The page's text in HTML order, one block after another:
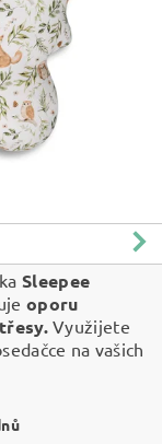
Sleepee
oporu
Využijete
na vašich